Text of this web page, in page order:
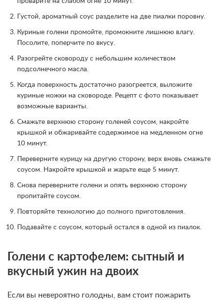
Густой, ароматный соус разделите на две пиалки поровну.
Куриные голени промойте, промокните лишнюю влагу.
Посолите, поперчите по вкусу.
Разогрейте сковороду с небольшим количеством
подсолнечного масла.
Когда поверхность достаточно разогреется, выложите
куриные ножки на сковороде. Рецепт с фото показывает
возможные варианты.
Смажьте верхнюю сторону голеней соусом, накройте
крышкой и обжаривайте содержимое на медленном огне
10 минут.
Переверните курицу на другую сторону, верх вновь смажьте
соусом. Накройте крышкой и жарьте еще 5 минут.
Снова переверните голени и опять верхнюю сторону
пропитайте соусом.
Повторяйте технологию до полного приготовления.
Подавайте с соусом, который остался в одной из пиалок.
Голени с картофелем: сытный и
вкусный ужин на двоих
Если вы невероятно голодны, вам стоит пожарить